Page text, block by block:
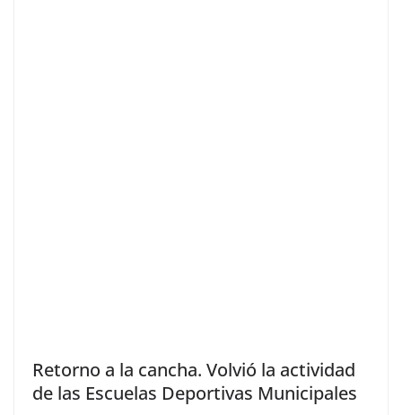
Retorno a la cancha. Volvió la actividad
de las Escuelas Deportivas Municipales